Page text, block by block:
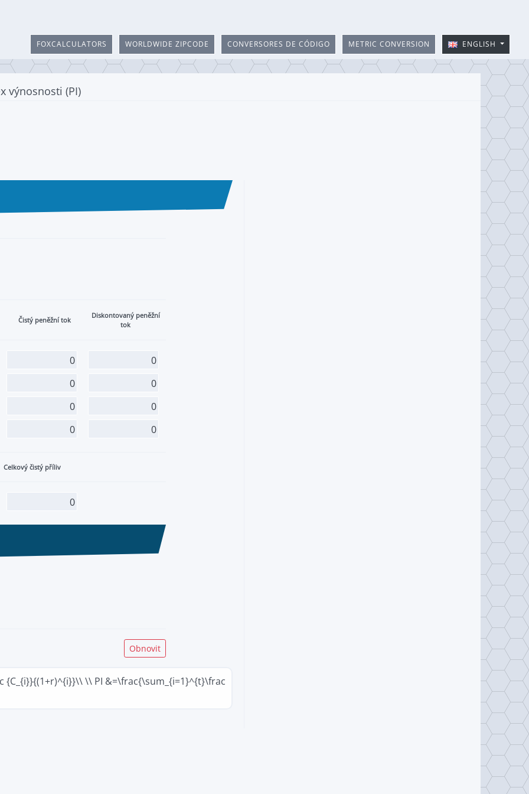
FOXCALCULATORS WORLDWIDE ZIPCODE CONVERSORES DE CÓDIGO METRIC CONVERSION ENGLISH
výnosnosti (PI)
Čistý peněžní tok
Diskontovaný peněžní
tok
Celkový čistý příliv
{C_{i}}{(1+r)^{i}}\\ \\ PI &=\frac{\sum_{i=1}^{t}\frac